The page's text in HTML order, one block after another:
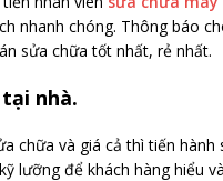
nhanh chóng. Thông báo
sửa chữa tốt nhất, rẻ nhất.
nhà.
chữa và giá cả thì tiến hành
lưỡng để khách hàng hiểu